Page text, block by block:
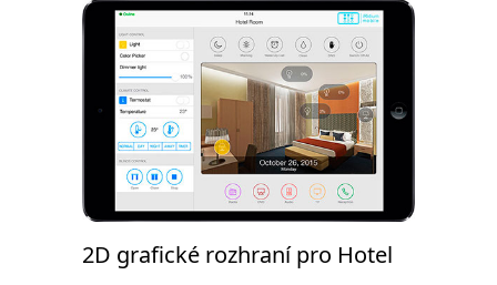
2D grafické rozhraní pro Hotel